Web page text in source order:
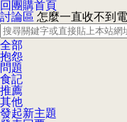
回團購首頁
討論區 怎麼一直收不到
全部
抱怨
問題
食記
推薦
其他
發起新主題